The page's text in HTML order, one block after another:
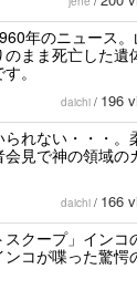
年のニュース
まま死亡した遺
。
daichi / 196
れない・・・。
見で神の領域の
daichi / 166
スクープ」インコ
コが喋った驚愕